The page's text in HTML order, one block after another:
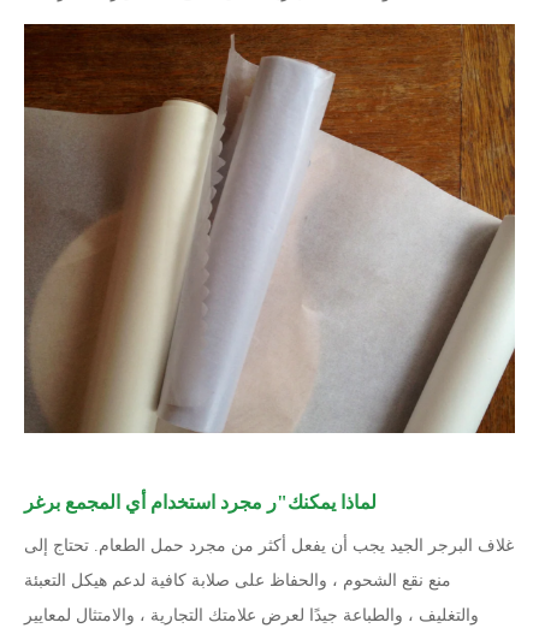
لماذا يمكنك"ر مجرد استخدام أي المجمع برغر
غلاف البرجر الجيد يجب أن يفعل أكثر من مجرد حمل الطعام. تحتاج إلى
منع نقع الشحوم ، والحفاظ على صلابة كافية لدعم هيكل التعبئة
والتغليف ، والطباعة جيدًا لعرض علامتك التجارية ، والامتثال لمعايير